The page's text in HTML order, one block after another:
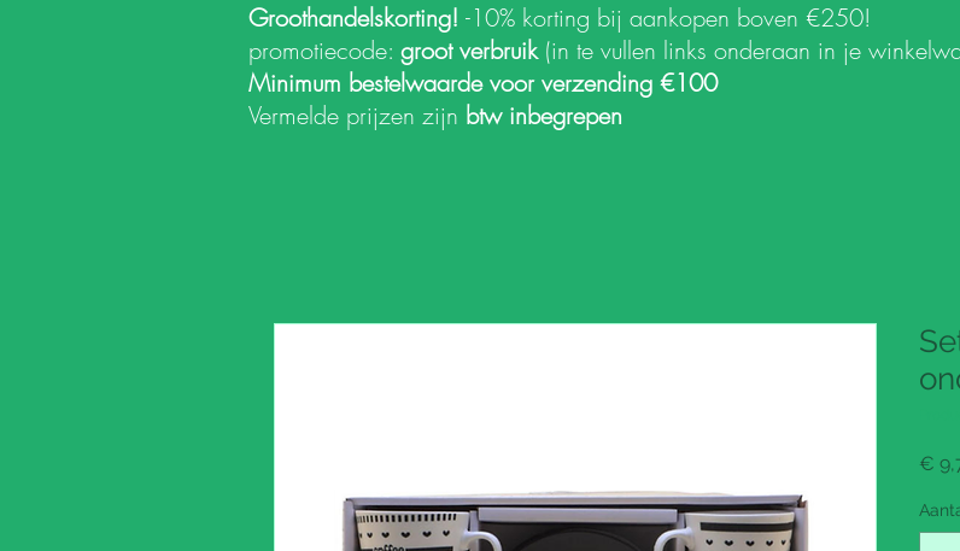
Groothandelskorting! -10% korting bij aankopen boven €250!
promotiecode: groot verbruik (in te vullen links onderaan in je
Minimum bestelwaarde voor verzending €100
Vermelde prijzen zijn btw inbegrepen
€